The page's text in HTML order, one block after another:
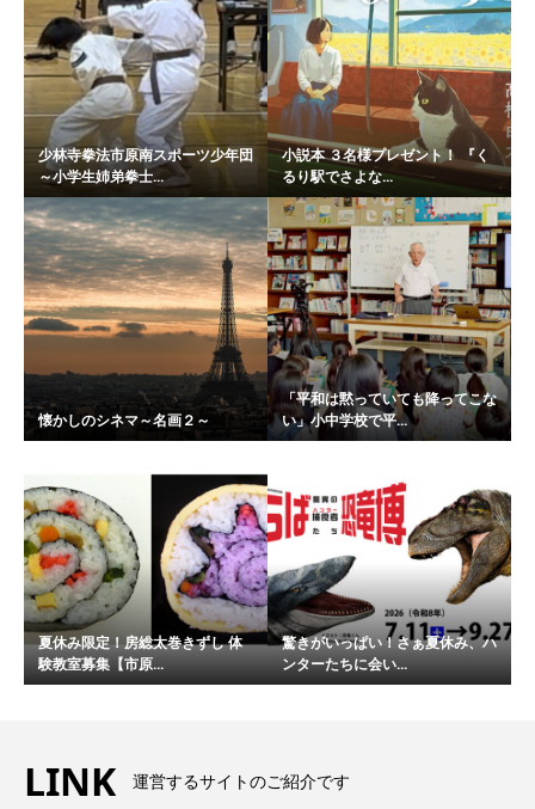
少林寺拳法市原南スポーツ少年団
～小学生姉弟拳士...
小説本 ３名様プレゼント！ 『く
るり駅でさよな...
懐かしのシネマ～名画２～
「平和は黙っていても降ってこな
い」小中学校で平...
夏休み限定！房総太巻きずし 体
験教室募集【市原...
驚きがいっぱい！さぁ夏休み、ハ
ンターたちに会い...
LINK 運営するサイトのご紹介です